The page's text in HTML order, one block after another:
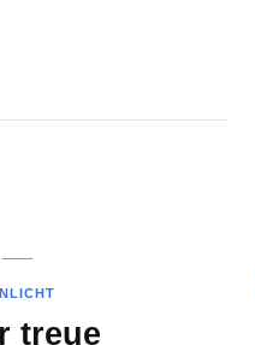
treue